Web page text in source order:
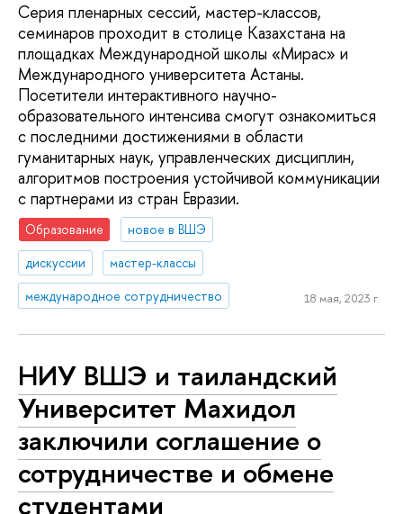
Серия пленарных сессий, мастер-классов,
семинаров проходит в столице Казахстана на
площадках Международной школы «Мирас» и
Международного университета Астаны.
Посетители интерактивного научно-
образовательного интенсива смогут ознакомиться
с последними достижениями в области
гуманитарных наук, управленческих дисциплин,
алгоритмов построения устойчивой коммуникации
с партнерами из стран Евразии.
Образование
новое в ВШЭ
дискуссии
мастер-классы
международное сотрудничество
18 мая, 2023 г.
НИУ ВШЭ и таиландский
Университет Махидол
заключили соглашение о
сотрудничестве и обмене
студентами